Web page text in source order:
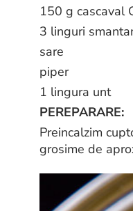
150 g cascaval
3 linguri
sare
piper
1 lingura unt
PEREPARARE:
Preincalzim
grosime de